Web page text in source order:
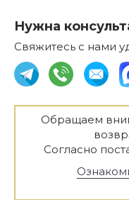
Нужна
Свяжитесь с нами
Обращаем
Согласно